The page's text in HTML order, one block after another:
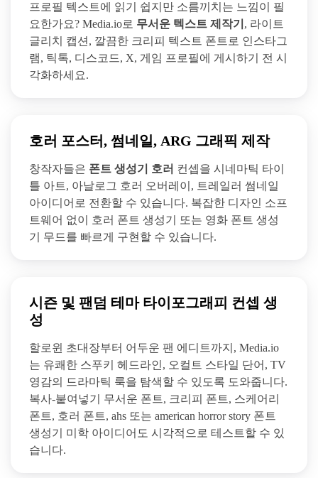
프로필 텍스트에 읽기 쉽지만 소름끼치는 느낌이 필
요한가요? Media.io로 무서운 텍스트 제작기 , 라이트
글리치 캡션, 깔끔한 크리피 텍스트 폰트로 인스타그
램, 틱톡, 디스코드, X, 게임 프로필에 게시하기 전 시
각화하세요.
호러 포스터, 썸네일, ARG 그래픽 제작
창작자들은 폰트 생성기 호러 컨셉을 시네마틱 타이
틀 아트, 아날로그 호러 오버레이, 트레일러 썸네일
아이디어로 전환할 수 있습니다. 복잡한 디자인 소프
트웨어 없이 호러 폰트 생성기 또는 영화 폰트 생성
기 무드를 빠르게 구현할 수 있습니다.
시즌 및 팬덤 테마 타이포그래피 컨셉 생
성
할로윈 초대장부터 어두운 팬 에디트까지, Media.io
는 유쾌한 스푸키 헤드라인, 오컬트 스타일 단어, TV
영감의 드라마틱 룩을 탐색할 수 있도록 도와줍니다.
복사-붙여넣기 무서운 폰트, 크리피 폰트, 스케어리
폰트, 호러 폰트, ahs 또는 american horror story 폰트
생성기 미학 아이디어도 시각적으로 테스트할 수 있
습니다.